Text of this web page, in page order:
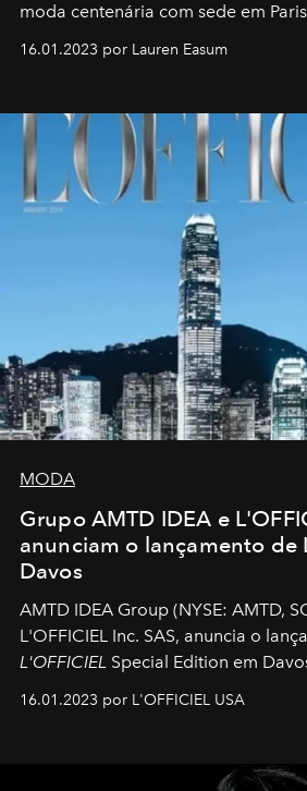
moda centenária com sede em Paris
16.01.2023 por Lauren Easum
MODA
Grupo AMTD IDEA e
anunciam o lançamento de
Davos
AMTD IDEA Group (NYSE: AMTD,
L'OFFICIEL Inc. SAS, anuncia o
L'OFFICIEL Special Edition em
16.01.2023 por L'OFFICIEL USA